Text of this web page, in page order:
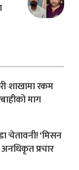
शाखामा रकम
माग
चेतावनी! ‘मिसन
प्रचार